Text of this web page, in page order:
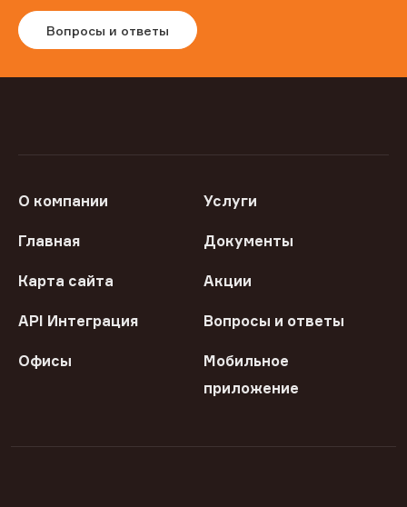
Вопросы и ответы
О компании Услуги
Главная Документы
Карта сайта Акции
API Интеграция Вопросы и ответы
Офисы
Мобильное
приложение